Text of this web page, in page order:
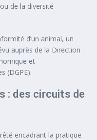
de la diversité
d’un animal, un
auprès de la Direction
et
(DGPE).
: des circuits de
encadrant la pratique